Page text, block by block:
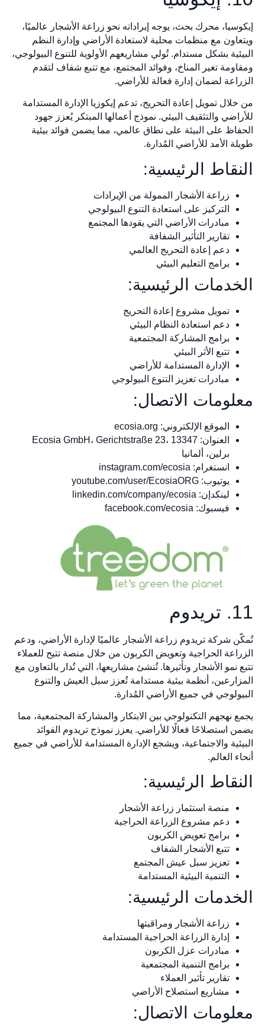
إيكوسيا، محرك بحث، يوجه إيراداته نحو زراعة الأشجار عالميًا،
ويتعاون مع منظمات محلية لاستعادة الأراضي وإدارة النظم
البيئية بشكل مستدام. تُولي مشاريعهم الأولوية للتنوع البيولوجي،
ومقاومة تغير المناخ، وفوائد المجتمع، مع تتبع شفاف لتقدم
الزراعة لضمان إدارة فعالة للأراضي.
من خلال تمويل إعادة التحريج، تدعم إيكوزيا الإدارة المستدامة
للأراضي والتثقيف البيئي. نموذج أعمالها المبتكر يُعزز جهود
الحفاظ على البيئة على نطاق عالمي، مما يضمن فوائد بيئية
طويلة الأمد للأراضي المُدارة.
النقاط الرئيسية:
زراعة الأشجار الممولة من الإيرادات
التركيز على استعادة التنوع البيولوجي
مبادرات الأراضي التي يقودها المجتمع
تقارير التأثير الشفافة
دعم إعادة التحريج العالمي
برامج التعليم البيئي
الخدمات الرئيسية:
تمويل مشروع إعادة التحريج
دعم استعادة النظام البيئي
برامج المشاركة المجتمعية
تتبع الأثر البيئي
الإدارة المستدامة للأراضي
مبادرات تعزيز التنوع البيولوجي
معلومات الاتصال:
الموقع الإلكتروني: ecosia.org
العنوان: Ecosia GmbH، Gerichtstraße 23، 13347
برلين، ألمانيا
انستغرام: instagram.com/ecosia
يوتيوب: youtube.com/user/EcosiaORG
لينكدإن: linkedin.com/company/ecosia
فيسبوك: facebook.com/ecosia
11. تريدوم
تُمكّن شركة تريدوم زراعة الأشجار عالميًا لإدارة الأراضي، ودعم
الزراعة الحراجية وتعويض الكربون من خلال منصة تتيح للعملاء
تتبع نمو الأشجار وتأثيرها. تُنشئ مشاريعها، التي تُدار بالتعاون مع
المزارعين، أنظمة بيئية مستدامة تُعزز سبل العيش والتنوع
البيولوجي في جميع الأراضي المُدارة.
يجمع نهجهم التكنولوجي بين الابتكار والمشاركة المجتمعية، مما
يضمن استصلاحًا فعالًا للأراضي. يعزز نموذج تريدوم الفوائد
البيئية والاجتماعية، ويشجع الإدارة المستدامة للأراضي في جميع
أنحاء العالم.
النقاط الرئيسية:
منصة استثمار زراعة الأشجار
دعم مشروع الزراعة الحراجية
برامج تعويض الكربون
تتبع الأشجار الشفاف
تعزيز سبل عيش المجتمع
التنمية البيئية المستدامة
الخدمات الرئيسية:
زراعة الأشجار ومراقبتها
إدارة الزراعة الحراجية المستدامة
مبادرات عزل الكربون
برامج التنمية المجتمعية
تقارير تأثير العملاء
مشاريع استصلاح الأراضي
معلومات الاتصال: